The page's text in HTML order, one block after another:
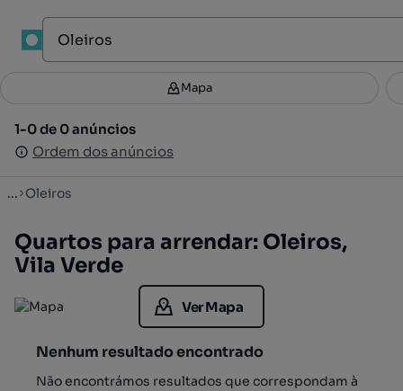
Filtros 3
1-0 de 0 anúncios
Ordem dos anúncios
Mapa
1-0 de 0 anúncios
Ordem dos anúncios
... Oleiros
Quartos para arrendar: Oleiros,
Vila Verde
Ver Mapa
Nenhum resultado encontrado
Não encontrámos resultados que correspondam à